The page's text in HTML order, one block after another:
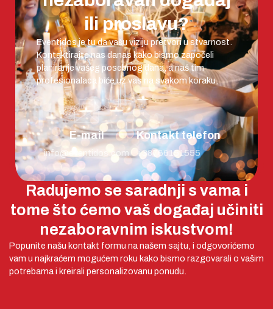
Radujemo se saradnji s vama i
tome što ćemo vaš događaj učiniti
nezaboravnim iskustvom!
Popunite našu kontakt formu na našem sajtu, i odgovorićemo
vam u najkraćem mogućem roku kako bismo razgovarali o vašim
potrebama i kreirali personalizovanu ponudu.
ili proslavu?
Eventidos je tu da vašu viziju pretvori u stvarnost.
Kontaktirajte nas danas kako bismo započeli
planiranje vašeg posebnog dana, a naš tim
profesionalaca biće uz vas na svakom koraku.
E-mail
info@eventidos.com
Kontakt telefon
+38766151555